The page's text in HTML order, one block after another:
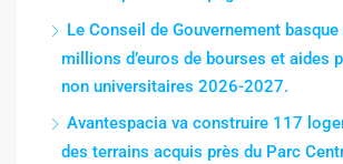
Le Conseil de Gouvernement
millions d’euros de bourses et aides
non universitaires 2026-2027.
Avantespacia va construire 117
des terrains acquis près du Parc